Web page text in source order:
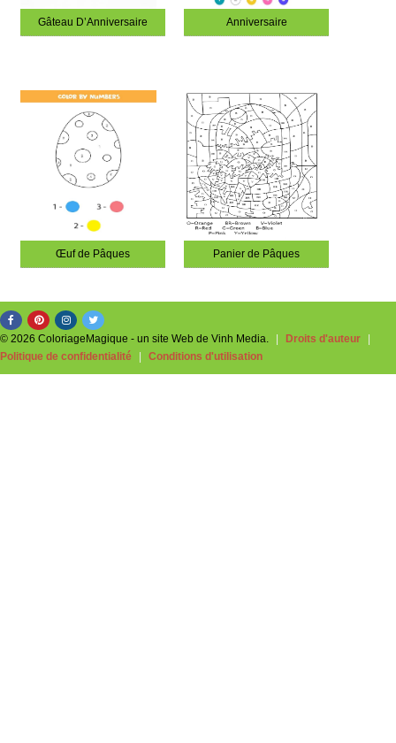
Gâteau D’Anniversaire Anniversaire
Œuf de Pâques Panier de Pâques
© 2026 ColoriageMagique - un site Web de Vinh Media. Droits d'auteur
Politique de confidentialité
Conditions d'utilisation